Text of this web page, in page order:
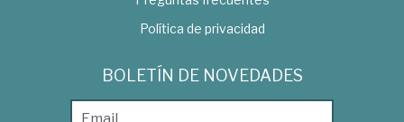
Política de privacidad
BOLETÍN DE NOVEDADES